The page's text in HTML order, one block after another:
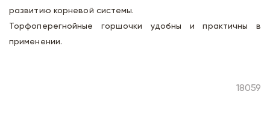
развитию корневой системы.
Торфоперегнойные горшочки удобны и практичны в
применении.
18059